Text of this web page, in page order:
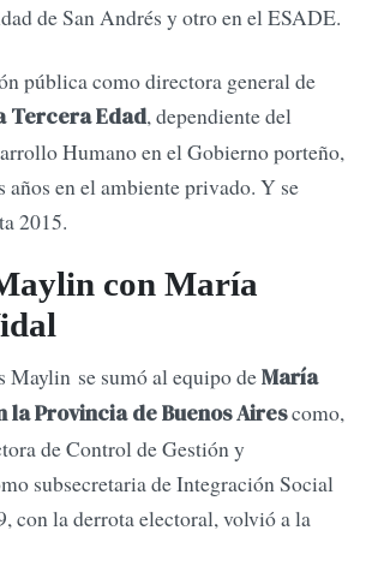
de San Andrés y otro en el ESADE.
pública como directora general de
Tercera Edad, dependiente del
Humano en el Gobierno porteño,
años en el ambiente privado. Y se
2015.
con María
Maylin se sumó al equipo deMaría
la Provincia de Buenos Airescomo,
de Control de Gestión y
subsecretaria de Integración Social
con la derrota electoral, volvió a la